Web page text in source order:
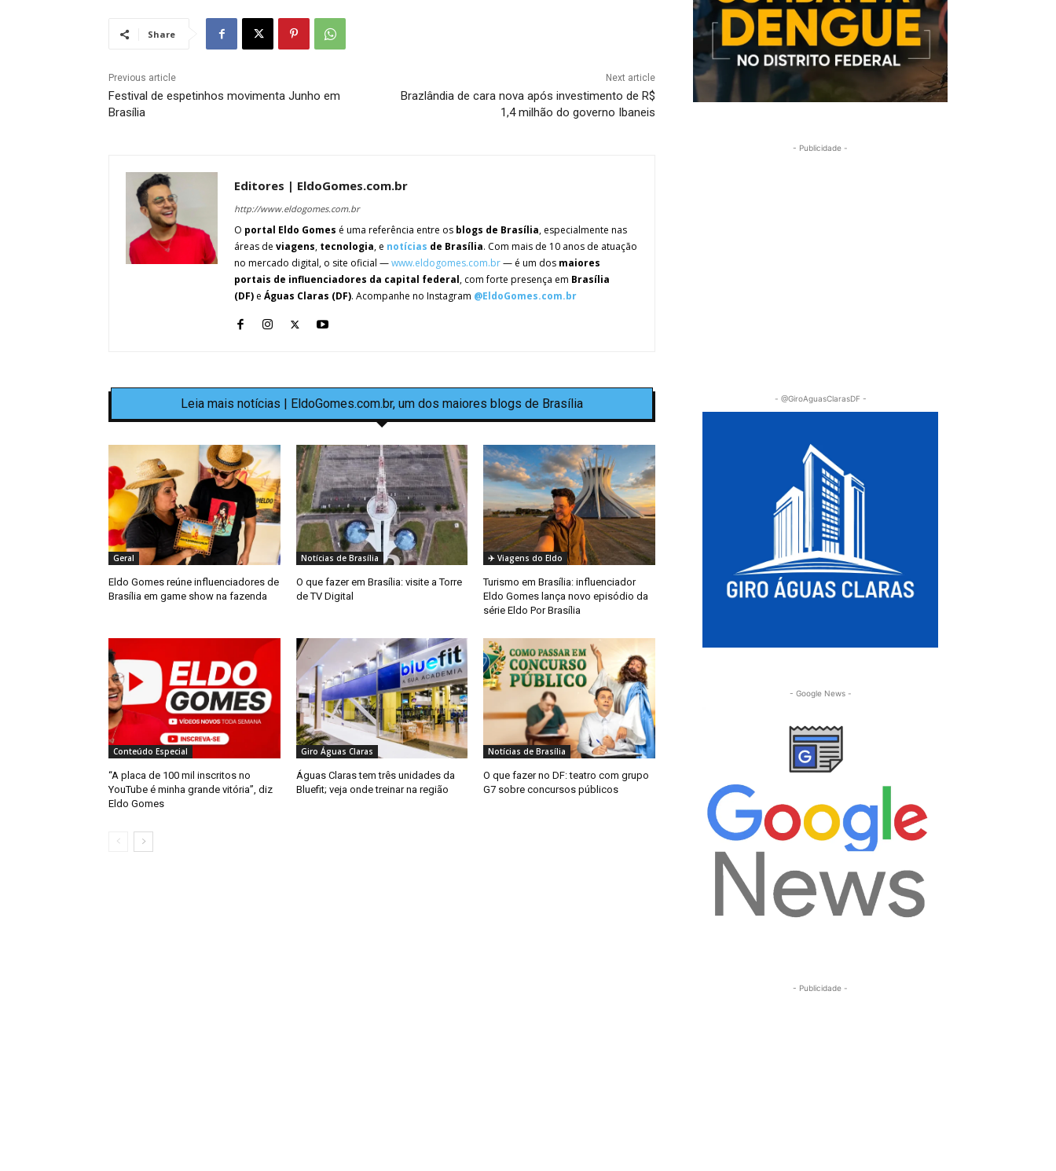
Share
Previous article
Festival de espetinhos movimenta Junho em
Brasília
Next article
Brazlândia de cara nova após investimento de R$
1,4 milhão do governo Ibaneis
Editores | EldoGomes.com.br
http://www.eldogomes.com.br
O portal Eldo Gomes é uma referência entre os blogs de Brasília, especialmente nas
áreas de viagens, tecnologia, e notícias de Brasília. Com mais de 10 anos de atuação
no mercado digital, o site oficial —www.eldogomes.com.br— é um dos maiores
portais de influenciadores da capital federal, com forte presença em Brasília
(DF) e Águas Claras (DF). Acompanhe no Instagram @EldoGomes.com.br
Leia mais notícias | EldoGomes.com.br, um dos maiores blogs de Brasília
Geral
Eldo Gomes reúne influenciadores de
Brasília em game show na fazenda
Notícias de Brasília
O que fazer em Brasília: visite a Torre
de TV Digital
✈️ Viagens do Eldo
Turismo em Brasília: influenciador
Eldo Gomes lança novo episódio da
série Eldo Por Brasília
Conteúdo Especial
“A placa de 100 mil inscritos no
YouTube é minha grande vitória”, diz
Eldo Gomes
Giro Águas Claras
Águas Claras tem três unidades da
Bluefit; veja onde treinar na região
Notícias de Brasília
O que fazer no DF: teatro com grupo
G7 sobre concursos públicos
- Publicidade -
- @GiroAguasClarasDF -
- Google News -
- Publicidade -